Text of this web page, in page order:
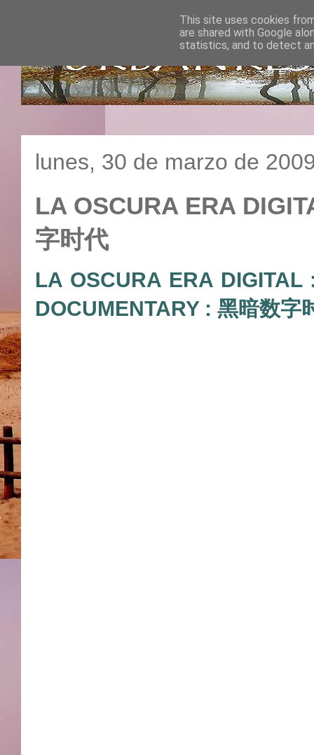
lunes, 30 de marzo de
LA OSCURA ERA
字时代
LA OSCURA ERA
DOCUMENTARY : 黑暗数字
This site uses cookies
are shared with Google
statistics, and to detect